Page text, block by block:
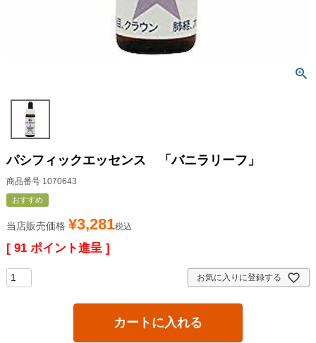
パシフィックエッセンス 「バニラリーフ」
商品番号 1070643
おすすめ
当店販売価格 ¥3,281税込
[ 91 ポイント進呈 ]
お気に入りに登録する
カートに入れる